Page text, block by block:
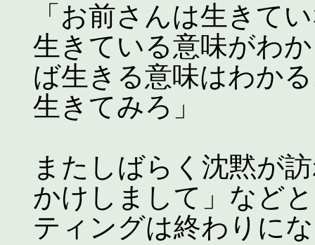
「お前さんは生きて
生きている意味がわ
ば生きる意味はわか
生きてみろ」
またしばらく沈黙が
かけしまして」など
ティングは終わりに